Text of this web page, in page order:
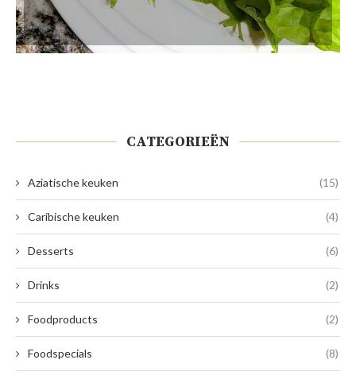
CATEGORIEËN
Aziatische keuken (15)
Caribische keuken (4)
Desserts (6)
Drinks (2)
Foodproducts (2)
Foodspecials (8)